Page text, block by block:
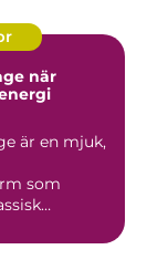
är en mjuk,
som